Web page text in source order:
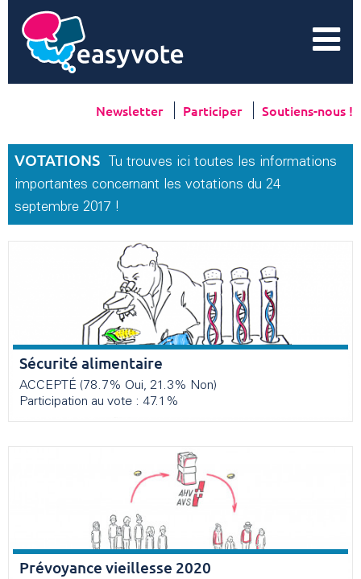
Newsletter Participer Soutiens-nous !
VOTATIONS
Tu trouves ici toutes les informations
importantes concernant les votations du 24
septembre 2017 !
Sécurité alimentaire
ACCEPTÉ (78.7% Oui, 21.3% Non)
Participation au vote : 47.1%
Prévoyance vieillesse 2020